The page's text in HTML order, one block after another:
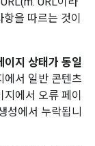
을 따르는 것이
이지 상태가 동일
에서 일반 콘텐츠
에서 오류 페이
성에서 누락됩니